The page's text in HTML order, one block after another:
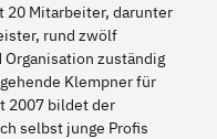
20 Mitarbeiter, darunter
rund zwölf
zuständig
Klempner für
2007 bildet der
selbst junge Profis